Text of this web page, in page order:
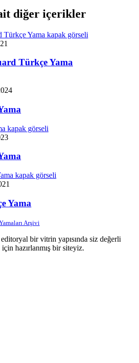
diğer içerikler
Türkçe Yama
Yama
Arşivi
bir vitrin yapısında siz değerli
hazırlanmış bir siteyiz.